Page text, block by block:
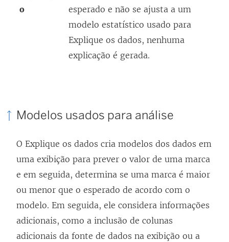
o
esperado e não se ajusta a um
modelo estatístico usado para
Explique os dados, nenhuma
explicação é gerada.
Modelos usados para análise
O Explique os dados cria modelos dos dados em
uma exibição para prever o valor de uma marca
e em seguida, determina se uma marca é maior
ou menor que o esperado de acordo com o
modelo. Em seguida, ele considera informações
adicionais, como a inclusão de colunas
adicionais da fonte de dados na exibição ou a